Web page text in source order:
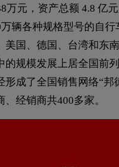
万元，资产总额 4.8 亿元
辆各种规格型号的自行
美国、德国、台湾和东
的规模发展上居全国前
形成了全国销售网络“邦
经销商共400多家。